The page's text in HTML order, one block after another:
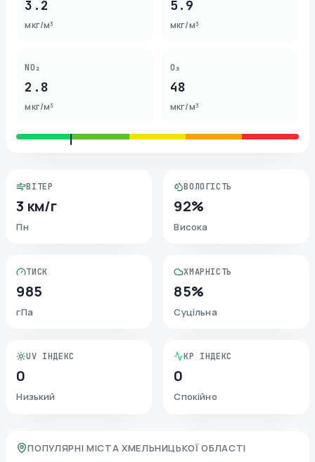
3.2
мкг/м³
5.9
мкг/м³
NO₂
2.8
мкг/м³
O₃
48
мкг/м³
ВІТЕР
3 км/г
Пн
ВОЛОГІСТЬ
92%
Висока
ТИСК
985
гПа
ХМАРНІСТЬ
85%
Суцільна
UV ІНДЕКС
0
Низький
KP ІНДЕКС
0
Спокійно
ПОПУЛЯРНІ МІСТА ХМЕЛЬНИЦЬКОЇ ОБЛАСТІ